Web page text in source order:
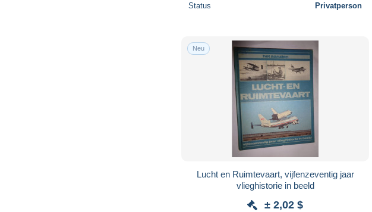
Status Privatperson
Neu
Lucht en Ruimtevaart, vijfenzeventig jaar
vlieghistorie in beeld
± 2,02 $